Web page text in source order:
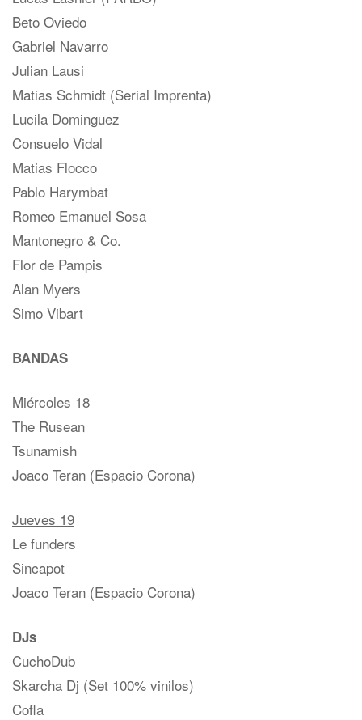
Beto Oviedo
Gabriel Navarro
Julian Lausi
Matias Schmidt (Serial Imprenta)
Lucila Dominguez
Consuelo Vidal
Matias Flocco
Pablo Harymbat
Romeo Emanuel Sosa
Mantonegro & Co.
Flor de Pampis
Alan Myers
Simo Vibart
BANDAS
Miércoles 18
The Rusean
Tsunamish
Joaco Teran (Espacio Corona)
Jueves 19
Le funders
Sincapot
Joaco Teran (Espacio Corona)
DJs
CuchoDub
Skarcha Dj (Set 100% vinilos)
Cofla